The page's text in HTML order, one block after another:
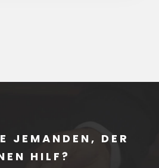
JEMANDEN, DER
HILF?